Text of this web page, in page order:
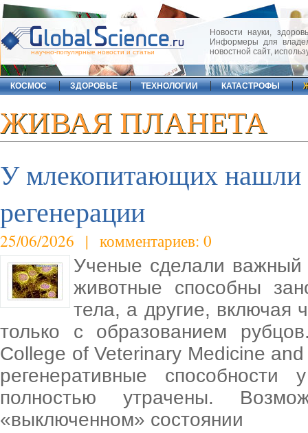
научно-популярные новости и статьи
Новости науки,
Информеры для
новостной сайт,
КОСМОС ЗДОРОВЬЕ ТЕХНОЛОГИИ КАТАСТРОФЫ
ЖИВАЯ ПЛАНЕТА
У млекопитающих нашли
регенерации
25/06/2026 | комментариев: 0
Ученые сделали важный
животные способны
тела, а другие, включая
только с образованием
College of Veterinary Medicine
регенеративные
полностью утрачены.
«выключенном» состоянии